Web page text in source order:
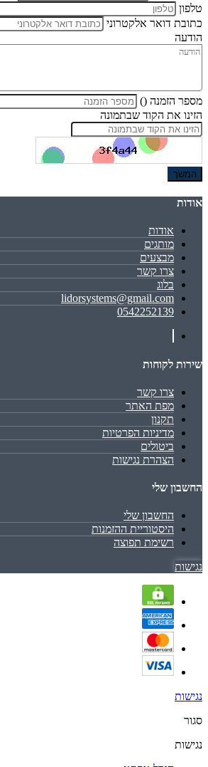
טלפון
כתובת דואר אלקטרוני
הודעה
מספר הזמנה ()
הזינו את הקוד שבתמונה
אודות
אודות
מותגים
מבצעים
צרו קשר
בלוג
lidorsystems@gmail.com
0542252139
שירות לקוחות
צרו קשר
מפת האתר
תקנון
מדיניות הפרטיות
ביטולים
הצהרת נגישות
החשבון שלי
החשבון שלי
היסטוריית ההזמנות
רשימת תפוצה
נגישות
נגישות
סגור
נגישות